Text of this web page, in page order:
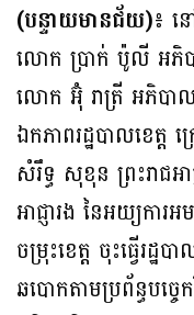
(បន្ទាយមានជ័យ)៖ ន
លោក ប្រាក់ ប៉ូលី អភិប
លោក អ៊ុំ រាត្រី អភិបាល
ឯកភាពរដ្ឋបាលខេត្
សំរឹទ្ធ សុខុន ព្រះរាជ
អាជ្ញារង នៃអយ្យការ
ចម្រុះខេត្ត ចុះធ្វើរដ្
ឆបោកតាមប្រព័ន្ធ​បច្ច